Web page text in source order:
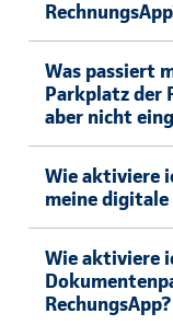
Was passiert
Parkplatz der
aber nicht
Wie aktiviere
meine
Wie aktiviere
RechungsApp?